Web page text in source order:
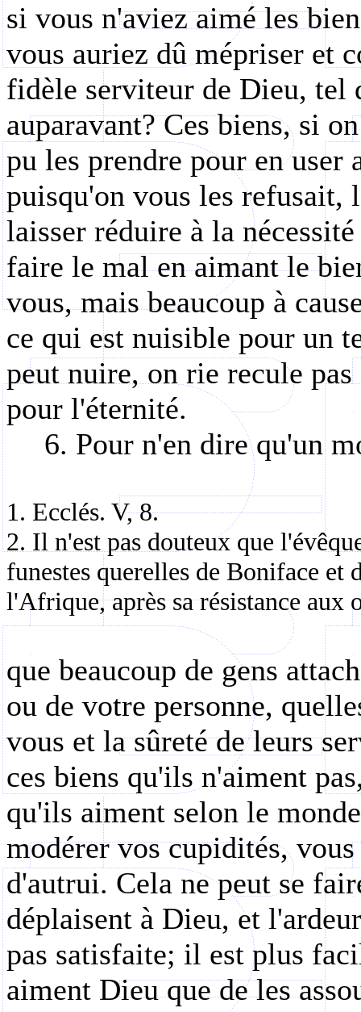
si vous n'aviez aimé les
vous auriez dû mépriser et
fidèle serviteur de Dieu, tel
auparavant? Ces biens, si
pu les prendre pour en user
puisqu'on vous les refusait,
laisser réduire à la
faire le mal en aimant le
vous, mais beaucoup à
ce qui est nuisible pour un
peut nuire, on rie recule
pour l'éternité.
6. Pour n'en dire qu'un
1. Ecclés. V, 8.
2. Il n'est pas douteux que
funestes querelles de Boniface
l'Afrique, après sa résistance
que beaucoup de gens
ou de votre personne,
vous et la sûreté de leurs
ces biens qu'ils n'aiment
qu'ils aiment selon le
modérer vos cupidités,
d'autrui. Cela ne peut se
déplaisent à Dieu, et
pas satisfaite; il est plus
aiment Dieu que de les